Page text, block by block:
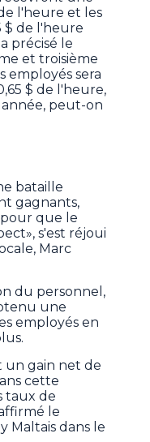
de l'heure et les
$ de l'heure
précisé le
et troisième
employés sera
$ de l'heure,
peut-on
bataille
gagnants,
pour que le
s'est réjoui
Marc
du personnel,
une
employés en
un gain net de
cette
taux de
le
Maltais dans le